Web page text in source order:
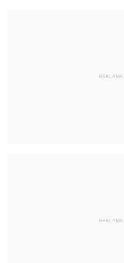
REKLAMA
REKLAMA